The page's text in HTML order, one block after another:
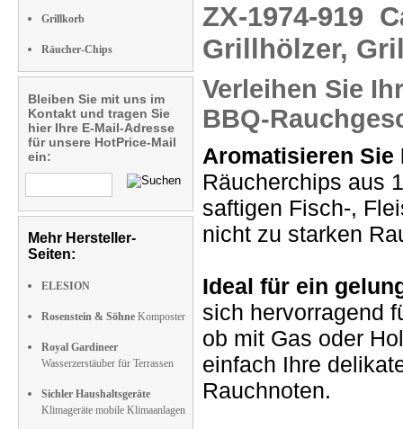
Grillkorb
Räucher-Chips
Bleiben Sie mit uns im
Kontakt und tragen Sie
hier Ihre E-Mail-Adresse
für unsere HotPrice-Mail
ein:
Mehr Hersteller-
Seiten:
ELESION
Rosenstein & Söhne Komposter
Royal Gardineer
Wasserzerstäuber für Terrassen
Sichler Haushaltsgeräte
Klimageräte mobile Klimaanlagen
ZX-1974-919
Grillhölzer,
Verleihen Sie
BBQ-
Aromatisieren
Räucherchips aus
saftigen Fisch-,
nicht zu starken
Ideal für ein
sich hervorragend
ob mit Gas oder
einfach Ihre
Rauchnoten.